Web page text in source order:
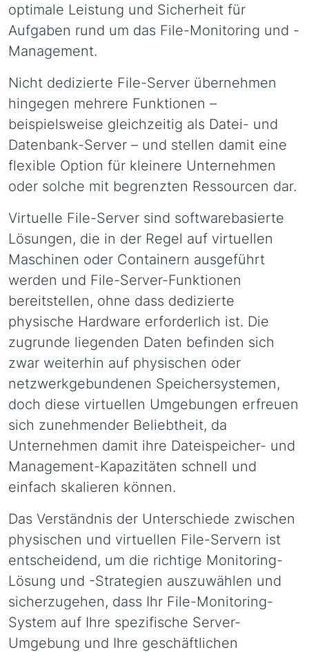
optimale Leistung und Sicherheit für
Aufgaben rund um das File-Monitoring und -
Management.
Nicht dedizierte File-Server übernehmen
hingegen mehrere Funktionen –
beispielsweise gleichzeitig als Datei- und
Datenbank-Server – und stellen damit eine
flexible Option für kleinere Unternehmen
oder solche mit begrenzten Ressourcen dar.
Virtuelle File-Server sind softwarebasierte
Lösungen, die in der Regel auf virtuellen
Maschinen oder Containern ausgeführt
werden und File-Server-Funktionen
bereitstellen, ohne dass dedizierte
physische Hardware erforderlich ist. Die
zugrunde liegenden Daten befinden sich
zwar weiterhin auf physischen oder
netzwerkgebundenen Speichersystemen,
doch diese virtuellen Umgebungen erfreuen
sich zunehmender Beliebtheit, da
Unternehmen damit ihre Dateispeicher- und
Management-Kapazitäten schnell und
einfach skalieren können.
Das Verständnis der Unterschiede zwischen
physischen und virtuellen File-Servern ist
entscheidend, um die richtige Monitoring-
Lösung und -Strategien auszuwählen und
sicherzugehen, dass Ihr File-Monitoring-
System auf Ihre spezifische Server-
Umgebung und Ihre geschäftlichen